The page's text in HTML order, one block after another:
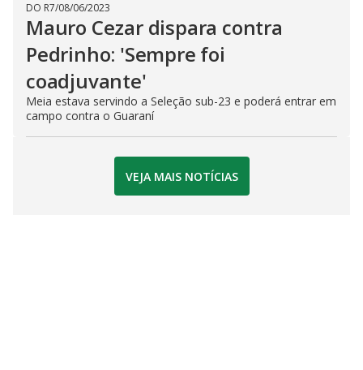
DO R7/08/06/2023
Mauro Cezar dispara contra
Pedrinho: 'Sempre foi
coadjuvante'
Meia estava servindo a Seleção sub-23 e poderá entrar em
campo contra o Guaraní
VEJA MAIS NOTÍCIAS